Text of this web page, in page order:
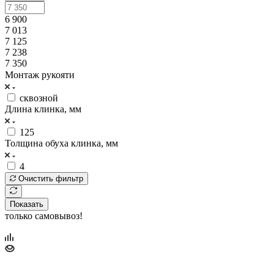
6 900
7 013
7 125
7 238
7 350
Монтаж рукояти
сквозной
Длина клинка, мм
125
Толщина обуха клинка, мм
4
Очистить фильтр
Показать
только самовывоз!